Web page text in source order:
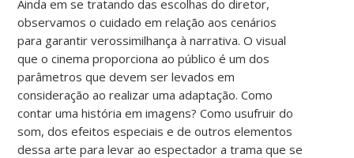
Ainda em se tratando das escolhas do diretor,
observamos o cuidado em relação aos cenários
para garantir verossimilhança à narrativa. O visual
que o cinema proporciona ao público é um dos
parâmetros que devem ser levados em
consideração ao realizar uma adaptação. Como
contar uma história em imagens? Como usufruir do
som, dos efeitos especiais e de outros elementos
dessa arte para levar ao espectador a trama que se